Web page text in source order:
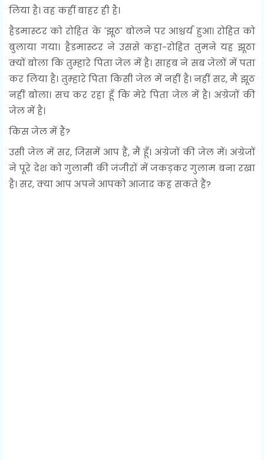
लिया है। वह कहीं बाहर ही है।
हैडमास्टर को रोहित के 'झूठ' बोलने पर आश्चर्य हुआ। रोहित को
बुलाया गया। हैडमास्टर ने उससे कहा-रोहित तुमने यह झूठा
क्यों बोला कि तुम्हारे पिता जेल में है। साहब ने सब जेलों में पता
कर लिया है। तुम्हारे पिता किसी जेल में नहीं है। नहीं सर, मैं झूठ
नहीं बोला। सच कर रहा हूँ कि मेरे पिता जेल में है। अंग्रेजों की
जेल में है।
किस जेल में हैं?
उसी जेल में सर, जिसमें आप हैं, मैं हूँ। अंग्रेजों की जेल में। अंग्रेजों
ने पूरे देश को गुलामी की जंजीरों में जकड़कर गुलाम बना रखा
है। सर, क्या आप अपने आपको आजाद कह सकते हैं?